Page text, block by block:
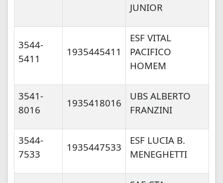
JUNIOR
3544-
5411
1935445411
ESF VITAL
PACIFICO
HOMEM
3541-
8016
1935418016
UBS ALBERTO
FRANZINI
3544-
7533
1935447533
ESF LUCIA B.
MENEGHETTI